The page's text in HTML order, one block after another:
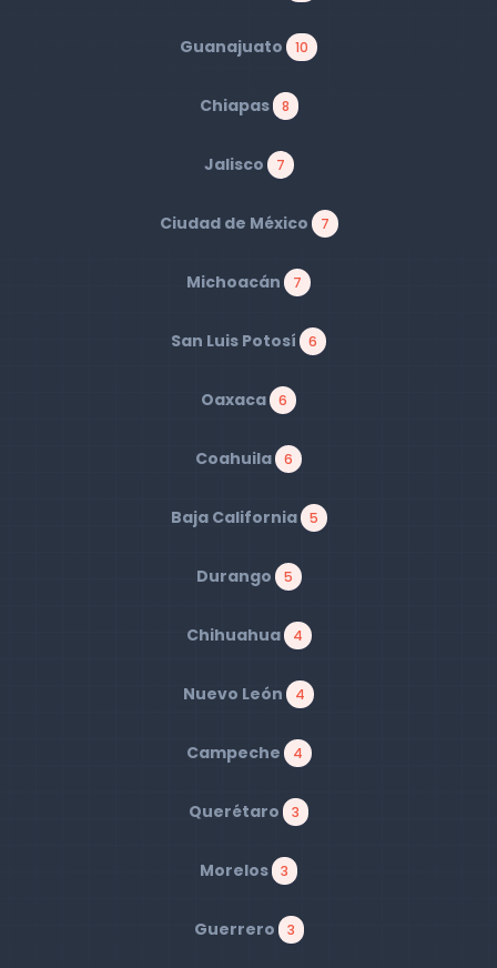
Guanajuato 10
Chiapas 8
Jalisco 7
Ciudad de México 7
Michoacán 7
San Luis Potosí 6
Oaxaca 6
Coahuila 6
Baja California 5
Durango 5
Chihuahua 4
Nuevo León 4
Campeche 4
Querétaro 3
Morelos 3
Guerrero 3